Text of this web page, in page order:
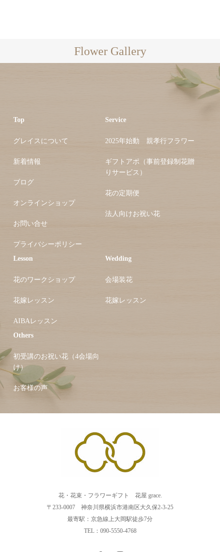
Flower Gallery
Top
グレイスについて
新着情報
ブログ
オンラインショップ
お問い合せ
プライバシーポリシー
Service
2025年始動 親孝行フラワー
ギフトアポ（事前登録制花贈
りサービス）
花の定期便
法人向けお祝い花
Lesson
花のワークショップ
花嫁レッスン
AIBAレッスン
Wedding
会場装花
花嫁レッスン
Others
初受講のお祝い花（4会場向
け）
お客様の声
花・花束・フラワーギフト 花屋 grace.
〒233-0007 神奈川県横浜市港南区大久保2-3-25
最寄駅：京急線上大岡駅徒歩7分
TEL：090-5550-4768